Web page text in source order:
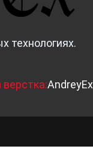
технологиях.
верстка:AndreyEx